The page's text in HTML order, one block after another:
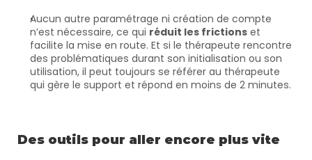
Aucun autre paramétrage ni création de compte
n’est nécessaire, ce qui réduit les frictions et
facilite la mise en route. Et si le thérapeute rencontre
des problématiques durant son initialisation ou son
utilisation, il peut toujours se référer au thérapeute
qui gère le support et répond en moins de 2 minutes.
Des outils pour aller encore plus vite